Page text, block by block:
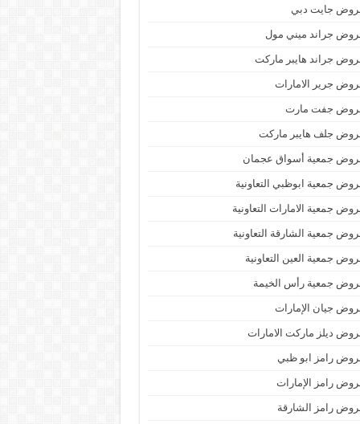
جايت دبي
جراند ميني مول
جراند هايبر ماركت
جرير الامارات
جفت مارت
جلف هايبر ماركت
جمعية أسواق عجمان
جمعية ابوظبي التعاونية
جمعية الامارات التعاونية
جمعية الشارقة التعاونية
جمعية العين التعاونية
جمعية رأس الخيمة
جيان الإمارات
ديلز ماركت الامارات
رامز ابو ظبي
رامز الإمارات
رامز الشارقة